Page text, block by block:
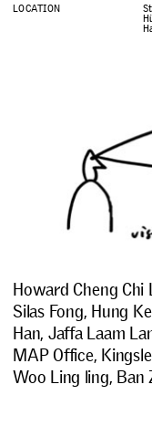
LOCATION
Howard Cheng Chi
Silas Fong, Hung
Han, Jaffa Laam
MAP Office,
Woo Ling ling, Ban